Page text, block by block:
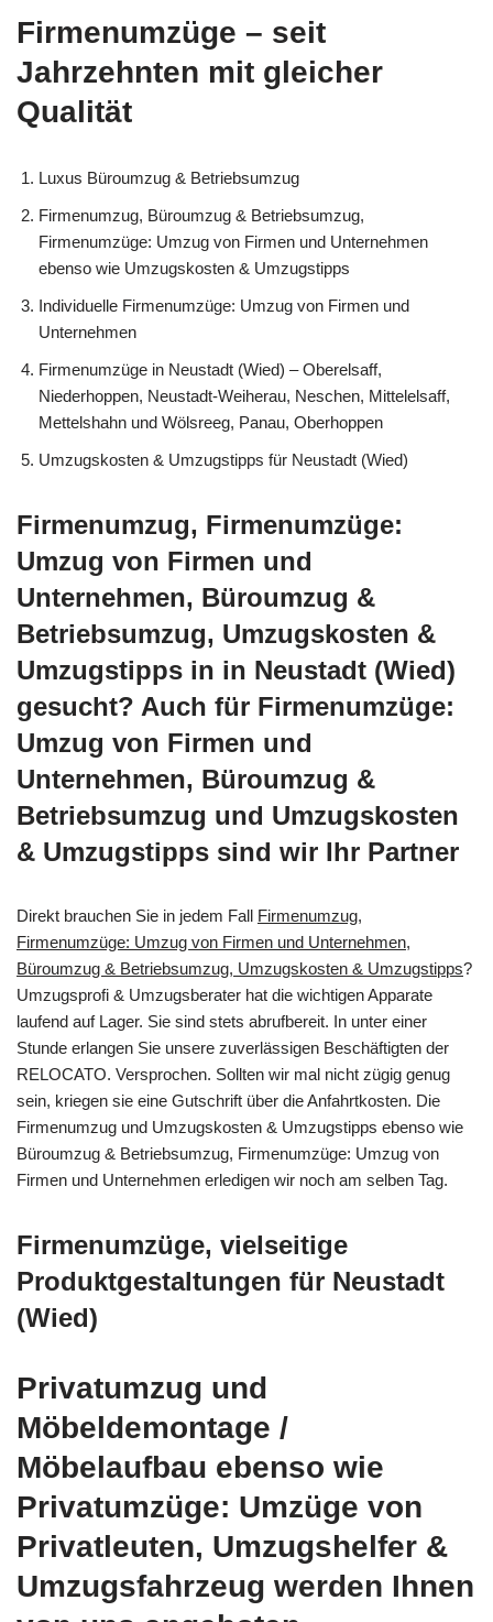
Firmenumzüge – seit
Jahrzehnten mit gleicher
Qualität
Luxus Büroumzug & Betriebsumzug
Firmenumzug, Büroumzug & Betriebsumzug,
Firmenumzüge: Umzug von Firmen und Unternehmen
ebenso wie Umzugskosten & Umzugstipps
Individuelle Firmenumzüge: Umzug von Firmen und
Unternehmen
Firmenumzüge in Neustadt (Wied) – Oberelsaff,
Niederhoppen, Neustadt-Weiherau, Neschen, Mittelelsaff,
Mettelshahn und Wölsreeg, Panau, Oberhoppen
Umzugskosten & Umzugstipps für Neustadt (Wied)
Firmenumzug, Firmenumzüge:
Umzug von Firmen und
Unternehmen, Büroumzug &
Betriebsumzug, Umzugskosten &
Umzugstipps in in Neustadt (Wied)
gesucht? Auch für Firmenumzüge:
Umzug von Firmen und
Unternehmen, Büroumzug &
Betriebsumzug und Umzugskosten
& Umzugstipps sind wir Ihr Partner
Direkt brauchen Sie in jedem Fall Firmenumzug,
Firmenumzüge: Umzug von Firmen und Unternehmen,
Büroumzug & Betriebsumzug, Umzugskosten & Umzugstipps?
Umzugsprofi & Umzugsberater hat die wichtigen Apparate
laufend auf Lager. Sie sind stets abrufbereit. In unter einer
Stunde erlangen Sie unsere zuverlässigen Beschäftigten der
RELOCATO. Versprochen. Sollten wir mal nicht zügig genug
sein, kriegen sie eine Gutschrift über die Anfahrtkosten. Die
Firmenumzug und Umzugskosten & Umzugstipps ebenso wie
Büroumzug & Betriebsumzug, Firmenumzüge: Umzug von
Firmen und Unternehmen erledigen wir noch am selben Tag.
Firmenumzüge, vielseitige
Produktgestaltungen für Neustadt
(Wied)
Privatumzug und
Möbeldemontage /
Möbelaufbau ebenso wie
Privatumzüge: Umzüge von
Privatleuten, Umzugshelfer &
Umzugsfahrzeug werden Ihnen